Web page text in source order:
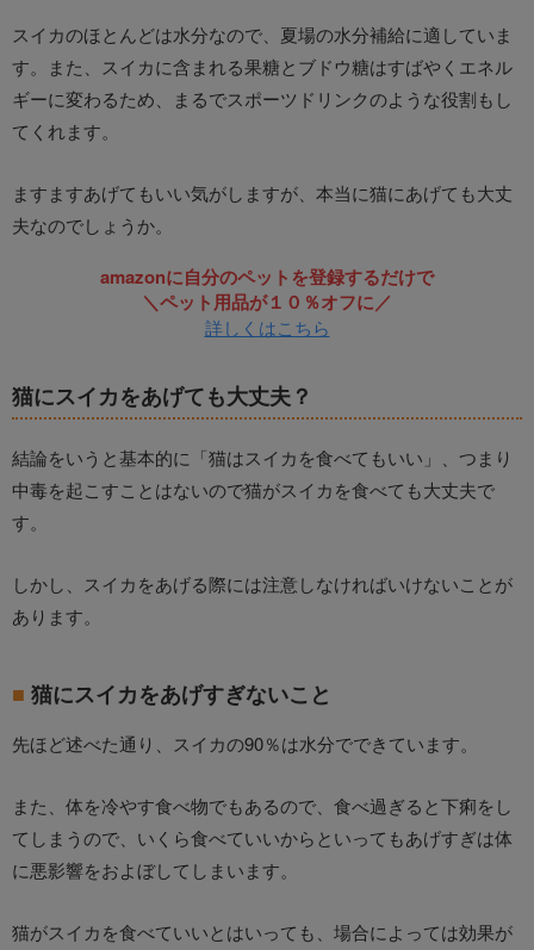
スイカのほとんどは水分なので、夏場の水分補給に適していま
す。また、スイカに含まれる果糖とブドウ糖はすばやくエネル
ギーに変わるため、まるでスポーツドリンクのような役割もし
てくれます。
ますますあげてもいい気がしますが、本当に猫にあげても大丈
夫なのでしょうか。
amazonに自分のペットを登録するだけで
＼ペット用品が１０％オフに／
詳しくはこちら
猫にスイカをあげても大丈夫？
結論をいうと基本的に「猫はスイカを食べてもいい」、つまり
中毒を起こすことはないので猫がスイカを食べても大丈夫で
す。
しかし、スイカをあげる際には注意しなければいけないことが
あります。
猫にスイカをあげすぎないこと
先ほど述べた通り、スイカの90％は水分でできています。
また、体を冷やす食べ物でもあるので、食べ過ぎると下痢をし
てしまうので、いくら食べていいからといってもあげすぎは体
に悪影響をおよぼしてしまいます。
猫がスイカを食べていいとはいっても、場合によっては効果が